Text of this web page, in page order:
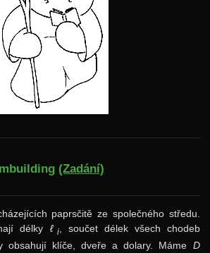
(Zadání)
paprsčitě ze společného středu.
délky ℓ i, součet délek všech chodeb
obsahují klíče, dveře a dolary. Máme D